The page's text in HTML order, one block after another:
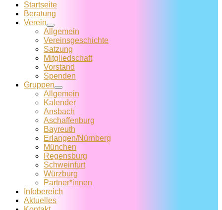
Startseite
Beratung
Verein
Allgemein
Vereins­geschichte
Satzung
Mitglied­schaft
Vorstand
Spenden
Gruppen
Allgemein
Kalender
Ansbach
Aschaffenburg
Bayreuth
Erlangen/Nürnberg
München
Regensburg
Schweinfurt
Würzburg
Partner*innen
Infobereich
Aktuelles